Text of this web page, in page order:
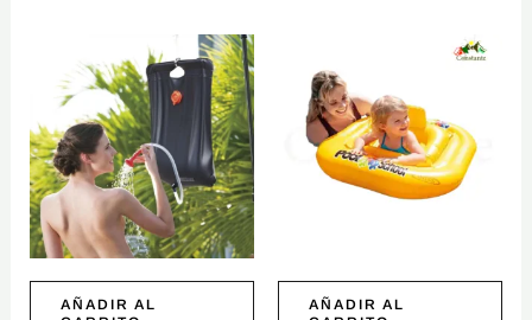
AÑADIR AL
AÑADIR AL